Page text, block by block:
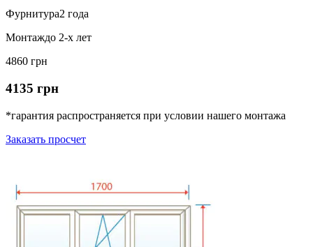
Фурнитура2 года
Монтаждо 2-х лет
4860 грн
4135 грн
*гарантия распространяется при условии нашего монтажа
Заказать просчет